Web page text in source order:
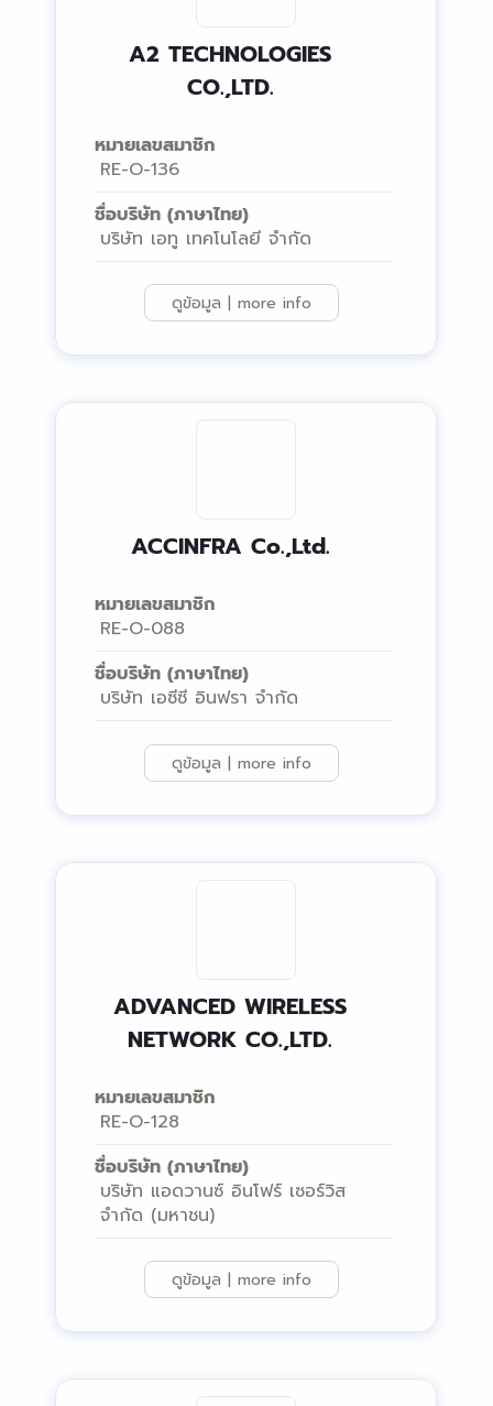
A2 TECHNOLOGIES
CO.,LTD.
หมายเลขสมาชิก
RE-O-136
ชื่อบริษัท (ภาษาไทย)
บริษัท เอทู เทคโนโลยี จำกัด
ดูข้อมูล | more info
ACCINFRA Co.,Ltd.
หมายเลขสมาชิก
RE-O-088
ชื่อบริษัท (ภาษาไทย)
บริษัท เอซีซี อินฟรา จํากัด
ดูข้อมูล | more info
ADVANCED WIRELESS
NETWORK CO.,LTD.
หมายเลขสมาชิก
RE-O-128
ชื่อบริษัท (ภาษาไทย)
บริษัท แอดวานซ์ อินโฟร์ เซอร์วิส
จำกัด (มหาชน)
ดูข้อมูล | more info